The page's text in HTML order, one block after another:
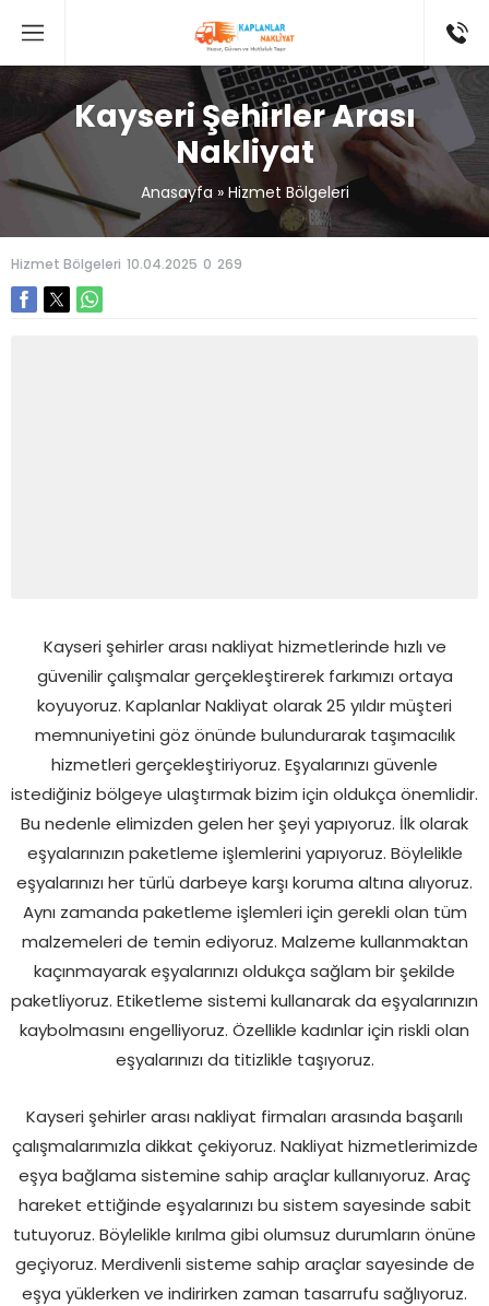
Kayseri Şehirler Arası
Nakliyat
Anasayfa» Hizmet Bölgeleri
Hizmet Bölgeleri 10.04.2025 0 269
Kayseri şehirler arası nakliyat hizmetlerinde hızlı ve
güvenilir çalışmalar gerçekleştirerek farkımızı ortaya
koyuyoruz. Kaplanlar Nakliyat olarak 25 yıldır müşteri
memnuniyetini göz önünde bulundurarak taşımacılık
hizmetleri gerçekleştiriyoruz. Eşyalarınızı güvenle
istediğiniz bölgeye ulaştırmak bizim için oldukça önemlidir.
Bu nedenle elimizden gelen her şeyi yapıyoruz. İlk olarak
eşyalarınızın paketleme işlemlerini yapıyoruz. Böylelikle
eşyalarınızı her türlü darbeye karşı koruma altına alıyoruz.
Aynı zamanda paketleme işlemleri için gerekli olan tüm
malzemeleri de temin ediyoruz. Malzeme kullanmaktan
kaçınmayarak eşyalarınızı oldukça sağlam bir şekilde
paketliyoruz. Etiketleme sistemi kullanarak da eşyalarınızın
kaybolmasını engelliyoruz. Özellikle kadınlar için riskli olan
eşyalarınızı da titizlikle taşıyoruz.
Kayseri şehirler arası nakliyat firmaları arasında başarılı
çalışmalarımızla dikkat çekiyoruz. Nakliyat hizmetlerimizde
eşya bağlama sistemine sahip araçlar kullanıyoruz. Araç
hareket ettiğinde eşyalarınızı bu sistem sayesinde sabit
tutuyoruz. Böylelikle kırılma gibi olumsuz durumların önüne
geçiyoruz. Merdivenli sisteme sahip araçlar sayesinde de
eşya yüklerken ve indirirken zaman tasarrufu sağlıyoruz.